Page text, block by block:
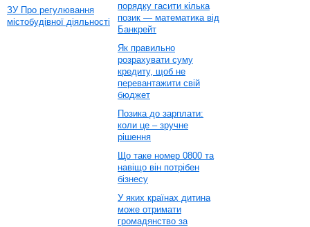
ЗУ Про регулювання
містобудівної діяльності
порядку гасити кілька
позик — математика від
Банкрейт
Як правильно
розрахувати суму
кредиту, щоб не
перевантажити свій
бюджет
Позика до зарплати:
коли це – зручне
рішення
Що таке номер 0800 та
навіщо він потрібен
бізнесу
У яких країнах дитина
може отримати
громадянство за